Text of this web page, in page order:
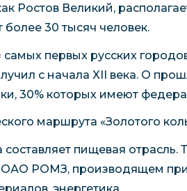
Ростов Великий,
30 тысяч человек.
первых русских
с начала XII века. О
30% которых имеют
маршрута «Золотого
пищевая отрасль.
ОАО РОМЗ, производящем